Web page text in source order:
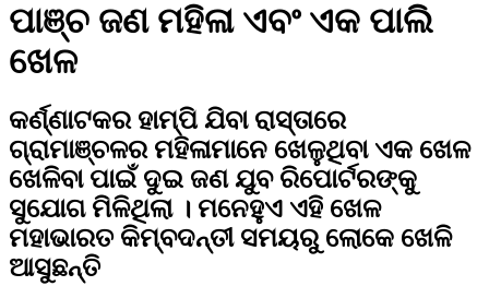
ପାଞ୍ଚ ଜଣ ମହିଳା ଏବଂ ଏକ ପାଲି
ଖେଳ
କର୍ଣ୍ଣାଟକର ହାମ୍ପି ଯିବା ରାସ୍ତାରେ
ଗ୍ରାମାଞ୍ଚଳର ମହିଳାମାନେ ଖେଳୁଥିବା ଏକ ଖେଳ
ଖେଳିବା ପାଇଁ ଦୁଇ ଜଣ ଯୁବ ରିପୋର୍ଟରଙ୍କୁ
ସୁଯୋଗ ମିଳିଥିଲା । ମନେହୁଏ ଏହି ଖେଳ
ମହାଭାରତ କିମ୍ବଦନ୍ତୀ ସମୟରୁ ଲୋକେ ଖେଳି
ଆସୁଛନ୍ତି